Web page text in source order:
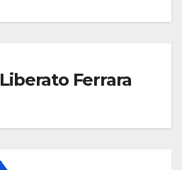
Liberato Ferrara